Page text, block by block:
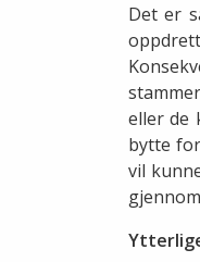
Det er
eller de
bytte
vil